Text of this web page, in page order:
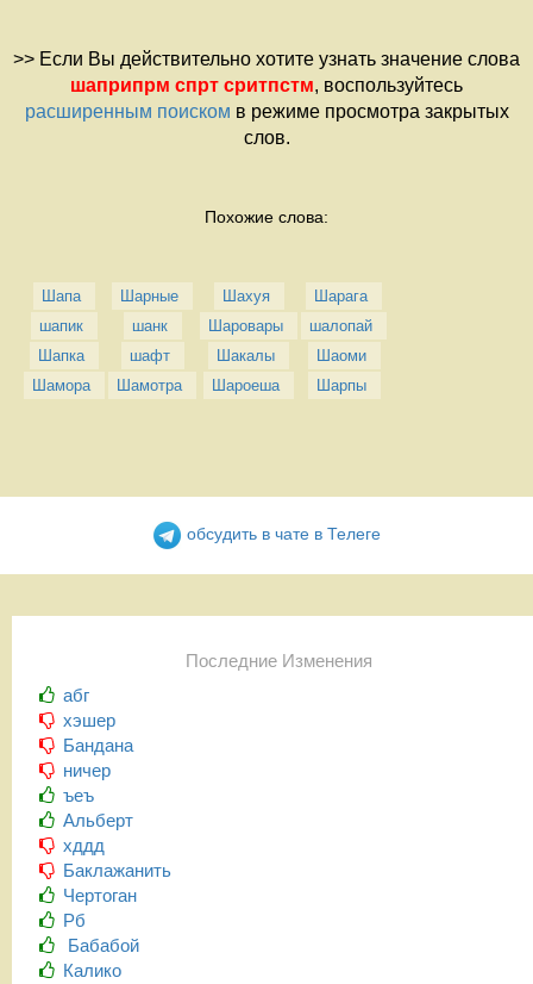
>> Если Вы действительно хотите узнать значение слова
шаприпрм спрт сритпстм, воспользуйтесь
расширенным поиском в режиме просмотра закрытых
слов.
Похожие слова:
Шапа
шапик
Шапка
Шамора
Шарные
шанк
шафт
Шамотра
Шахуя
Шаровары
Шакалы
Шароеша
Шарага
шалопай
Шаоми
Шарпы
обсудить в чате в Телеге
Последние Изменения
абг
хэшер
Бандана
ничер
ъеъ
Альберт
хддд
Баклажанить
Чертоган
Рб
Бабабой
Калико